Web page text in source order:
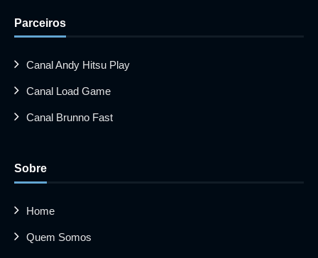
Parceiros
Canal Andy Hitsu Play
Canal Load Game
Canal Brunno Fast
Sobre
Home
Quem Somos